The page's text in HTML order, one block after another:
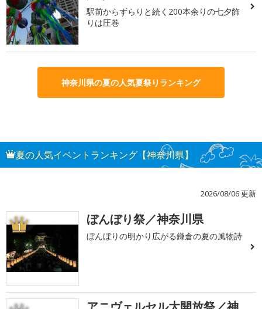
駅前からずらりと続く200本余りの七夕飾
りは圧巻
神奈川県の夏の人気夏祭りランキング
夏の人気イベントランキング【神奈川県】
2026/08/06 更新
1 ぼんぼり祭／神奈川県
ぼんぼりの明かり広がる鎌倉の夏の風物詩